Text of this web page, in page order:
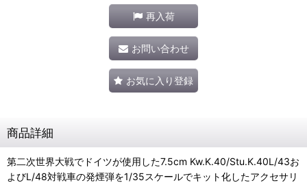
再入荷
お問い合わせ
お気に入り登録
商品詳細
第二次世界大戦でドイツが使用した7.5cm Kw.K.40/Stu.K.40L/43お
よびL/48対戦車の発煙弾を1/35スケールでキット化したアクセサリ